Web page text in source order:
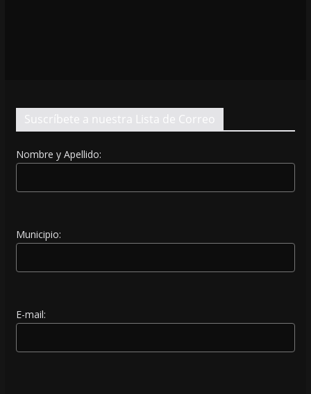
Suscríbete a nuestra Lista de Correo
Nombre y Apellido:
Municipio:
E-mail: